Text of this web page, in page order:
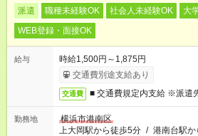
派遣 職種未経験OK 社会人未経験OK 大
WEB登録・面接OK
給与
時給1,500円～1,875円
交通費別途支給あり
交通費 ■ 交通費規定内支給 ※派遣
勤務地
横浜市港南区
上大岡駅から徒歩5分 / 港南台駅